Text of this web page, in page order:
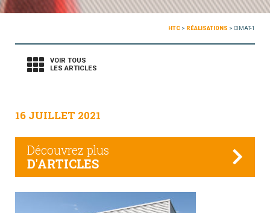
HTC > RÉALISATIONS > CIMAT-1
VOIR TOUS
LES ARTICLES
16 JUILLET 2021
Découvrez plus
D'ARTICLES